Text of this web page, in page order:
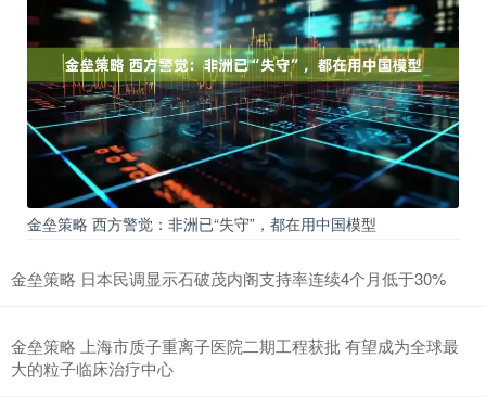
金垒策略 西方警觉：非洲已“失守”，都在用中国模型
金垒策略 日本民调显示石破茂内阁支持率连续4个月低于30%
金垒策略 上海市质子重离子医院二期工程获批 有望成为全球最
大的粒子临床治疗中心